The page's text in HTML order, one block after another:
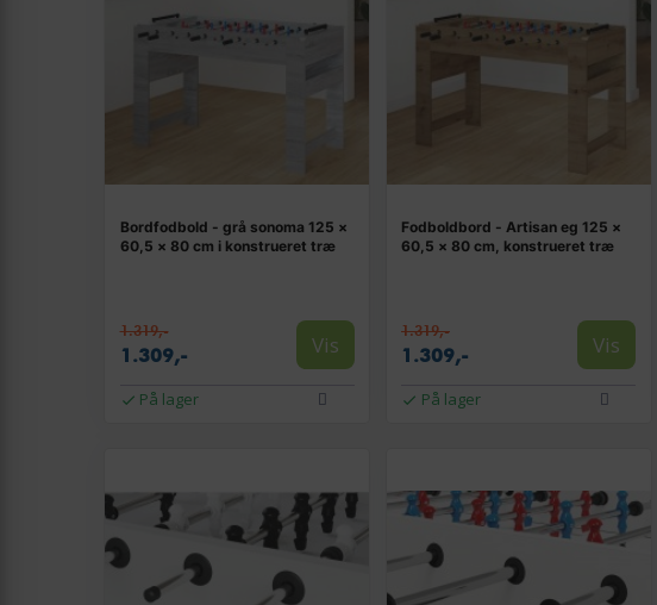
Bordfodbold - grå sonoma 125 ×
60,5 × 80 cm i konstrueret træ
1.319,-
1.309,- Vis
På lager
Fodboldbord - Artisan eg 125 ×
60,5 × 80 cm, konstrueret træ
1.319,-
1.309,- Vis
På lager